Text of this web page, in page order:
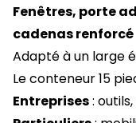
Fenêtres, porte
cadenas renforcé
Adapté à un large
Le conteneur 15
Entreprises: